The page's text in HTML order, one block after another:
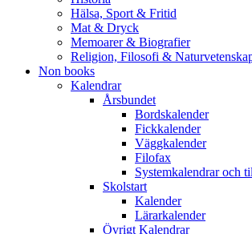
Hälsa, Sport & Fritid
Mat & Dryck
Memoarer & Biografier
Religion, Filosofi &
Non books
Kalendrar
Årsbundet
Bordskalender
Fickkalender
Väggkalender
Filofax
Systemkalendrar och
Skolstart
Kalender
Lärarkalender
Övrigt Kalendrar